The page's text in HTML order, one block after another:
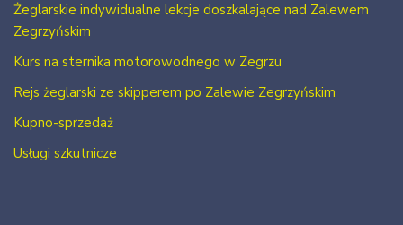
Żeglarskie indywidualne lekcje doszkalające nad Zalewem
Zegrzyńskim
Kurs na sternika motorowodnego w Zegrzu
Rejs żeglarski ze skipperem po Zalewie Zegrzyńskim
Kupno-sprzedaż
Usługi szkutnicze